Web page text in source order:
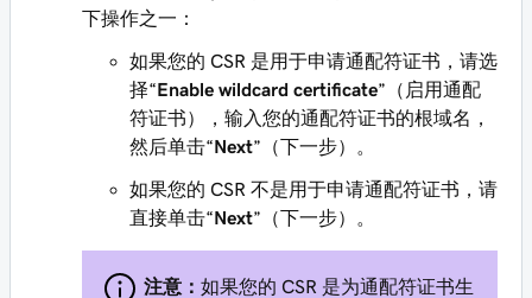
下操作之一：
如果您的 CSR 是用于申请通配符证书，请选
择“Enable wildcard certificate”（启用通配
符证书），输入您的通配符证书的根域名，
然后单击“Next”（下一步）。
如果您的 CSR 不是用于申请通配符证书，请
直接单击“Next”（下一步）。
注意： 如果您的 CSR 是为通配符证书生